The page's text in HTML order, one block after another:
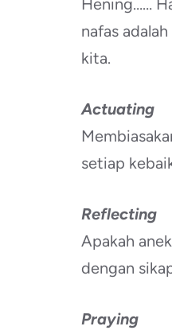
Hening……
nafas
kita.
Actuating
setiap
Reflecting
Apakah
dengan
Praying